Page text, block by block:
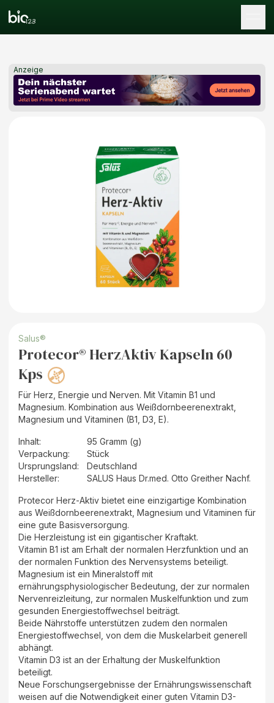
Anzeige
Salus®
Protecor® HerzAktiv Kapseln 60
Kps
Für Herz, Energie und Nerven. Mit Vitamin B1 und
Magnesium. Kombination aus Weißdornbeerenextrakt,
Magnesium und Vitaminen (B1, D3, E).
Inhalt:
95 Gramm (g)
Verpackung:
Stück
Ursprungsland:
Deutschland
Hersteller: SALUS Haus Dr.med. Otto Greither Nachf.
Protecor Herz-Aktiv bietet eine einzigartige Kombination
aus Weißdornbeerenextrakt, Magnesium und Vitaminen für
eine gute Basisversorgung.
Die Herzleistung ist ein gigantischer Kraftakt.
Vitamin B1 ist am Erhalt der normalen Herzfunktion und an
der normalen Funktion des Nervensystems beteiligt.
Magnesium ist ein Mineralstoff mit
ernährungsphysiologischer Bedeutung, der zur normalen
Nervenreizleitung, zur normalen Muskelfunktion und zum
gesunden Energiestoffwechsel beiträgt.
Beide Nährstoffe unterstützen zudem den normalen
Energiestoffwechsel, von dem die Muskelarbeit generell
abhängt.
Vitamin D3 ist an der Erhaltung der Muskelfunktion
beteiligt.
Neue Forschungsergebnisse der Ernährungswissenschaft
weisen auf die Notwendigkeit einer guten Vitamin D3-